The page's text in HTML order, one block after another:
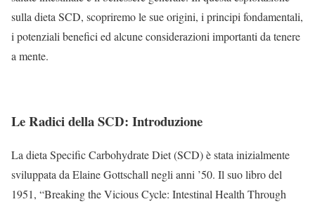
sulla dieta SCD, scopriremo le sue origini, i principi fondamentali,
i potenziali benefici ed alcune considerazioni importanti da tenere
a mente.
Le Radici della SCD: Introduzione
La dieta Specific Carbohydrate Diet (SCD) è stata inizialmente
sviluppata da Elaine Gottschall negli anni ’50. Il suo libro del
1951, “Breaking the Vicious Cycle: Intestinal Health Through